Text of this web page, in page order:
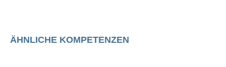
ÄHNLICHE KOMPETENZEN